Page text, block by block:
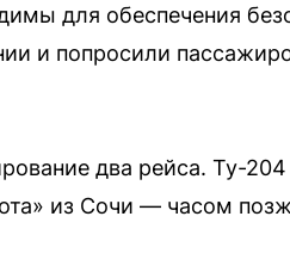
для обеспечения
и попросили
два рейса. Ту-
из Сочи — часом